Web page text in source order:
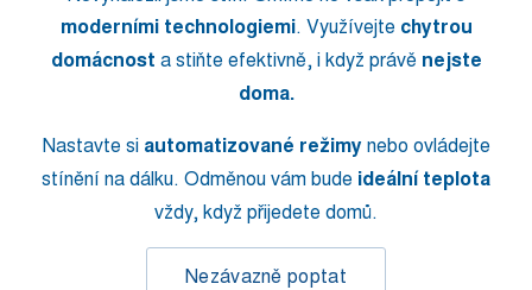
moderními technologiemi. Využívejte chytrou
domácnost a stiňte efektivně, i když právě nejste
doma.
Nastavte si automatizované režimynebo ovládejte
stínění na dálku. Odměnou vám bude ideální teplota
vždy, když přijedete domů.
Nezávazně poptat